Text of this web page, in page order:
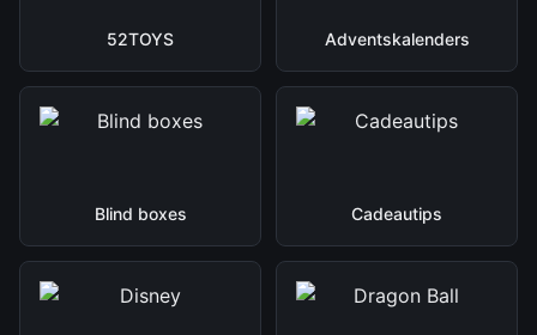
52TOYS Adventskalenders
Blind boxes Cadeautips